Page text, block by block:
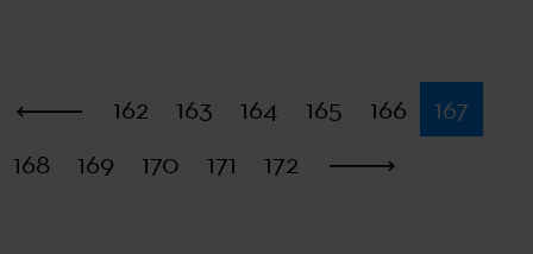
Primera
162 163 164 165 166
167
168
169 170 171 172